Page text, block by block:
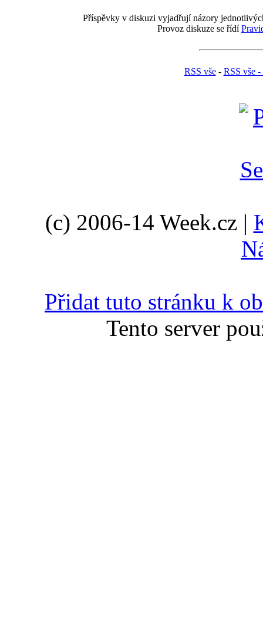
Příspěvky v diskuzi vyjadřují názory
Provoz diskuze se řídí
RSS vše- RSS vše
(c) 2006-14 Week.cz |
Přidat tuto stránku k
Tento server